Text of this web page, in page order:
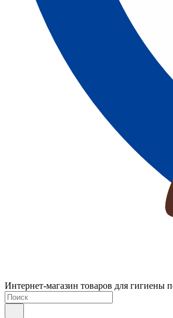
Интернет-магазин товаров для гигиены